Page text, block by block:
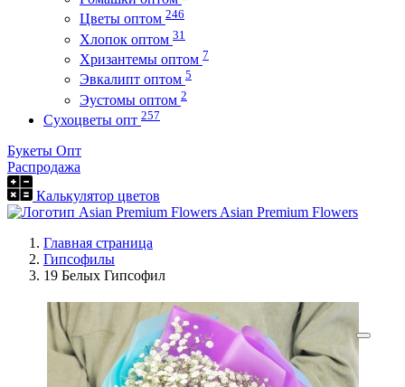
Цветы оптом 246
Хлопок оптом 31
Хризантемы оптом 7
Эвкалипт оптом 5
Эустомы оптом 2
Сухоцветы опт 257
Букеты Опт
Распродажа
Калькулятор цветов
Asian Premium Flowers
Главная страница
Гипсофилы
19 Белых Гипсофил